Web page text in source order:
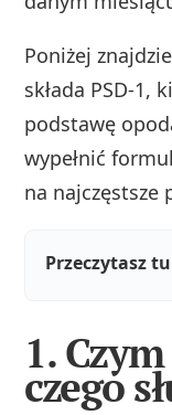
Poniżej
składa
podstawę
wypełnić
na najczęstsze
Przeczytasz tu
1.
czego